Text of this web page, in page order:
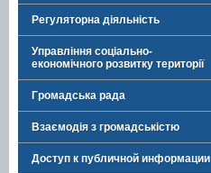
Регуляторна діяльність
Управління соціально-
економічного розвитку території
Громадська рада
Взаємодія з громадськістю
Доступ к публичной информации